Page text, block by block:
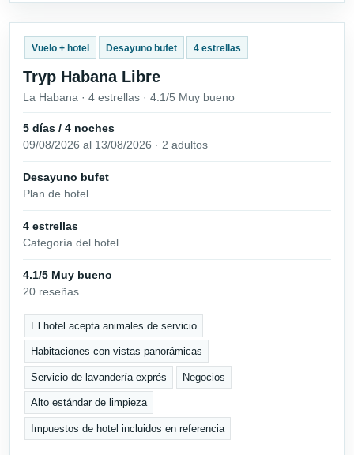
Vuelo + hotel Desayuno bufet 4 estrellas
Tryp Habana Libre
La Habana · 4 estrellas · 4.1/5 Muy bueno
5 días / 4 noches
09/08/2026 al 13/08/2026 · 2 adultos
Desayuno bufet
Plan de hotel
4 estrellas
Categoría del hotel
4.1/5 Muy bueno
20 reseñas
El hotel acepta animales de servicio
Habitaciones con vistas panorámicas
Servicio de lavandería exprés Negocios
Alto estándar de limpieza
Impuestos de hotel incluidos en referencia